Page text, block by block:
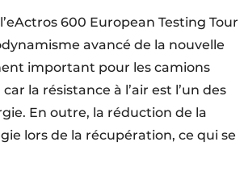
600 European Testing Tour
avancé de la nouvelle
important pour les camions
la résistance à l’air est l’un des
En outre, la réduction de la
lors de la récupération, ce qui se